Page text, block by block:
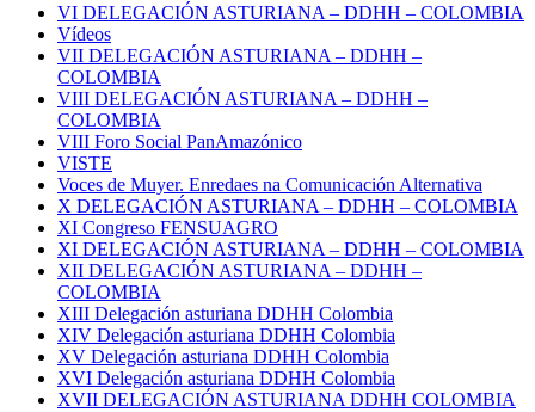
VI DELEGACIÓN ASTURIANA – DDHH – COLOMBIA
Vídeos
VII DELEGACIÓN ASTURIANA – DDHH –
COLOMBIA
VIII DELEGACIÓN ASTURIANA – DDHH –
COLOMBIA
VIII Foro Social PanAmazónico
VISTE
Voces de Muyer. Enredaes na Comunicación Alternativa
X DELEGACIÓN ASTURIANA – DDHH – COLOMBIA
XI Congreso FENSUAGRO
XI DELEGACIÓN ASTURIANA – DDHH – COLOMBIA
XII DELEGACIÓN ASTURIANA – DDHH –
COLOMBIA
XIII Delegación asturiana DDHH Colombia
XIV Delegación asturiana DDHH Colombia
XV Delegación asturiana DDHH Colombia
XVI Delegación asturiana DDHH Colombia
XVII DELEGACIÓN ASTURIANA DDHH COLOMBIA